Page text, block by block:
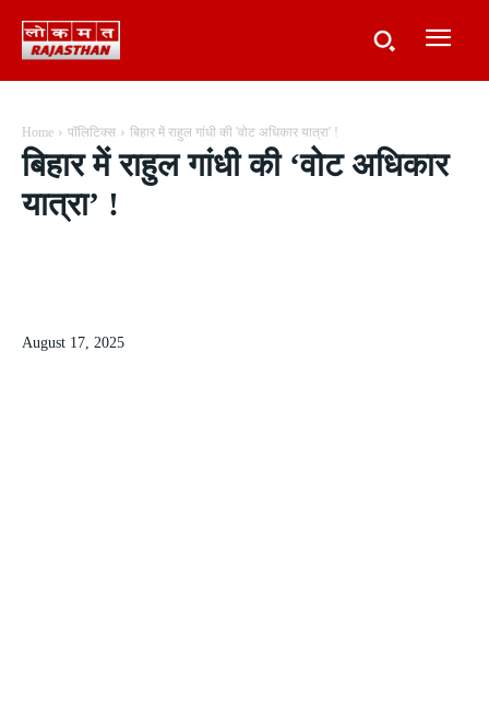
Home पॉलिटिक्स बिहार में राहुल गांधी की 'वोट अधिकार यात्रा' !
बिहार में राहुल गांधी की ‘वोट अधिकार
यात्रा’ !
August 17, 2025